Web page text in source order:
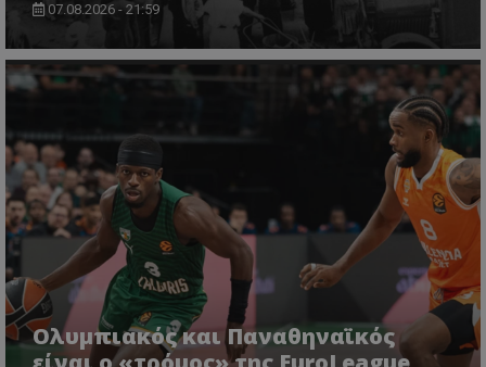
07.08.2026 - 21:59
Ολυμπιακός και Παναθηναϊκός